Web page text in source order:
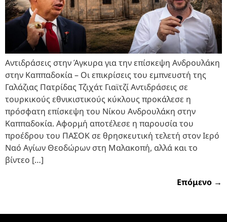
Αντιδράσεις στην Άγκυρα για την επίσκεψη Ανδρουλάκη
στην Καππαδοκία – Οι επικρίσεις του εμπνευστή της
Γαλάζιας Πατρίδας Τζιχάτ Γιαϊτζί Αντιδράσεις σε
τουρκικούς εθνικιστικούς κύκλους προκάλεσε η
πρόσφατη επίσκεψη του Νίκου Ανδρουλάκη στην
Καππαδοκία. Αφορμή αποτέλεσε η παρουσία του
προέδρου του ΠΑΣΟΚ σε θρησκευτική τελετή στον Ιερό
Ναό Αγίων Θεοδώρων στη Μαλακοπή, αλλά και το
βίντεο […]
Επόμενο →